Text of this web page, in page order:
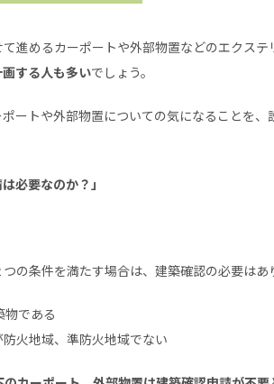
進めるカーポートや外部物置などのエクス
する人も多いでしょう。
ートや外部物置についての気になることを
は必要なのか？」
の条件を満たす場合は、建築確認の必要はあ
物である
防火地域、準防火地域でない